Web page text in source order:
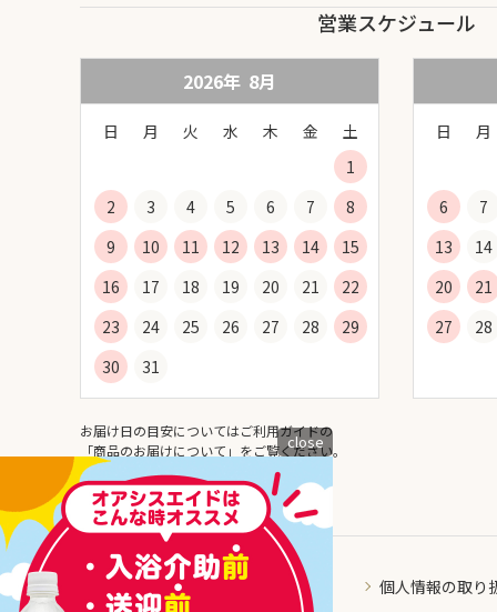
営業スケジュール
2026年 8月
日 月 火 水 木 金
土
1
2
3 4 5 6 7
8
9
10 11 12 13 14
15
16
17 18 19 20 21
22
23
24 25 26 27 28
29
30
31
日 月
6
7
13
14
20
21
27
28
お届け日の目安についてはご利用ガイドの
「商品のお届けについて 」をご覧ください。
個人情報の取り
close